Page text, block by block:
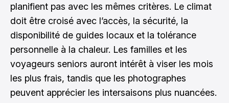
planifient pas avec les mêmes critères. Le climat
doit être croisé avec l’accès, la sécurité, la
disponibilité de guides locaux et la tolérance
personnelle à la chaleur. Les familles et les
voyageurs seniors auront intérêt à viser les mois
les plus frais, tandis que les photographes
peuvent apprécier les intersaisons plus nuancées.